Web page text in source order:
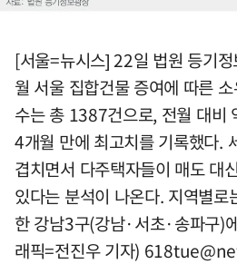
[서울=뉴시스] 22일 법원 등기
월 서울 집합건물 증여에 따른
수는 총 1387건으로, 전월 대비
4개월 만에 최고치를 기록했다.
겹치면서 다주택자들이 매도 대
있다는 분석이 나온다. 지역별로
한 강남3구(강남·서초·송파구)
래픽=전진우 기자)